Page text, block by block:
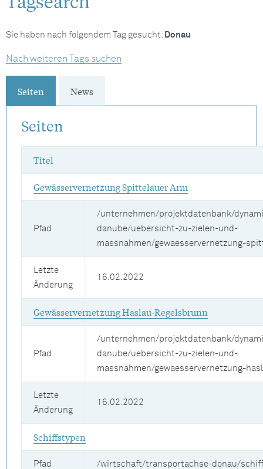
Sie haben nach folgendem Tag gesucht: Donau
Nach weiteren Tags suchen
Seiten News
Seiten
Titel
Gewässervernetzung Spittelauer Arm
Pfad
/unternehmen/projektdatenbank/
danube/uebersicht-zu-zielen-und-
massnahmen/gewaesservernetzung-
Letzte
Änderung
16.02.2022
Gewässervernetzung Haslau-Regelsbrunn
Pfad
/unternehmen/projektdatenbank/
danube/uebersicht-zu-zielen-und-
massnahmen/gewaesservernetzung-
Letzte
Änderung
16.02.2022
Schiffstypen
Pfad /wirtschaft/transportachse-donau/